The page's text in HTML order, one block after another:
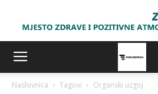
Naslovnica Tagovi Organski uzgoj